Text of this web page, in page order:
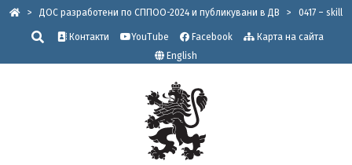
Skip
content
> ДОС разработени по СППОО-2024 и публикувани в ДВ >
0417 – skill
Търсене
Контакти YouTube Facebook
Карта на сайта
English